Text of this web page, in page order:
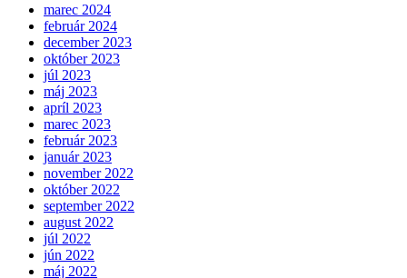
marec 2024
február 2024
december 2023
október 2023
júl 2023
máj 2023
apríl 2023
marec 2023
február 2023
január 2023
november 2022
október 2022
september 2022
august 2022
júl 2022
jún 2022
máj 2022